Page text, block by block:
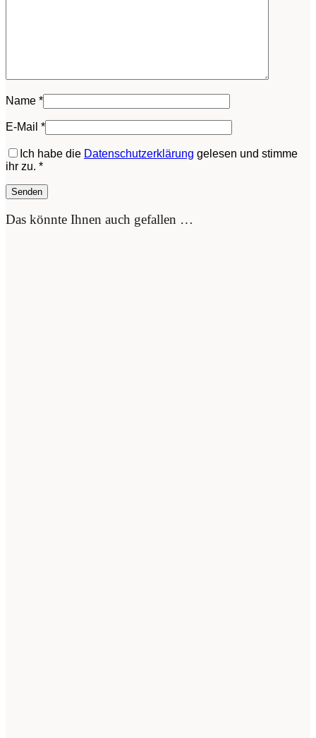
Name *
E-Mail *
Ich habe die Datenschutzerklärung gelesen und stimme
ihr zu. *
Das könnte Ihnen auch gefallen …